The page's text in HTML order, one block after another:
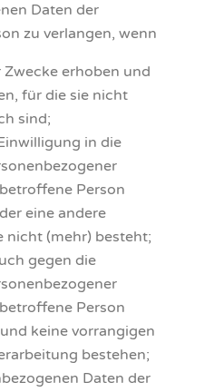
Daten der
zu verlangen, wenn
erhoben und
für die sie nicht
sind;
in die
Person
eine andere
nicht (mehr) besteht;
gegen die
Person
keine vorrangigen
bestehen;
Daten der